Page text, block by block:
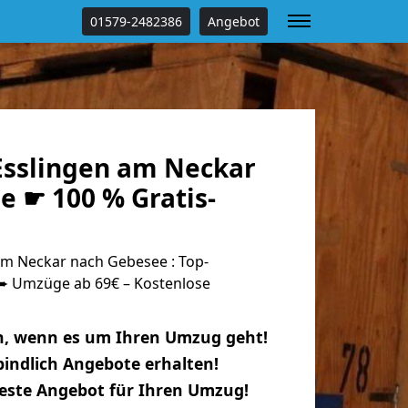
01579-2482386 Angebot
am Neckar
☛ 100 % Gratis-
Neckar nach Gebesee : Top-
ab 69€ – Kostenlose
wenn es um Ihren Umzug geht!
Angebote erhalten!
Angebot für Ihren Umzug!